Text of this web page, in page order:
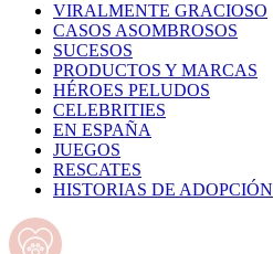
VIRALMENTE GRACIOSO
CASOS ASOMBROSOS
SUCESOS
PRODUCTOS Y MARCAS
HÉROES PELUDOS
CELEBRITIES
EN ESPAÑA
JUEGOS
RESCATES
HISTORIAS DE ADOPCIÓN